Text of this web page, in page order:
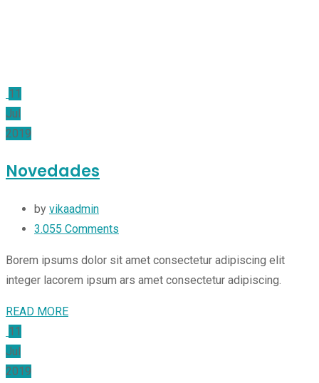
11
Jul
2019
Novedades
by vikaadmin
3.055 Comments
Borem ipsums dolor sit amet consectetur adipiscing elit
integer lacorem ipsum ars amet consectetur adipiscing.
READ MORE
11
Jul
2019